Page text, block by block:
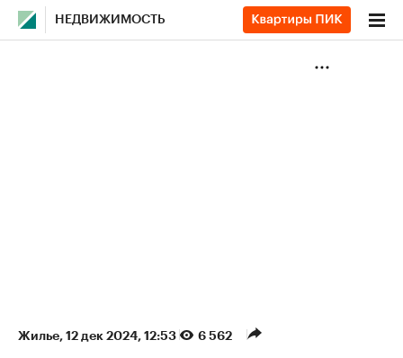
НЕДВИЖИМОСТЬ
Жилье⁠, 12 дек 2024, 12:53 6 562